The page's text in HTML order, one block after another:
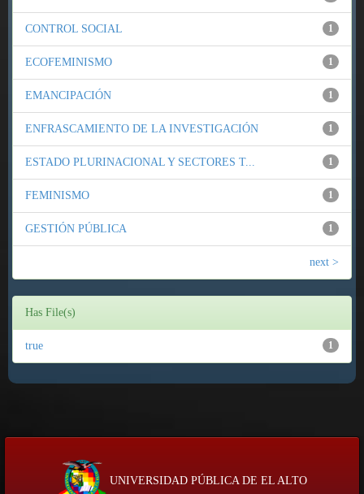
1
CONTROL SOCIAL
1
ECOFEMINISMO
1
EMANCIPACIÓN
1
ENFRASCAMIENTO DE LA INVESTIGACIÓN
1
ESTADO PLURINACIONAL Y SECTORES T...
1
FEMINISMO
1
GESTIÓN PÚBLICA
next >
Has File(s)
1
true
UNIVERSIDAD PÚBLICA DE EL ALTO